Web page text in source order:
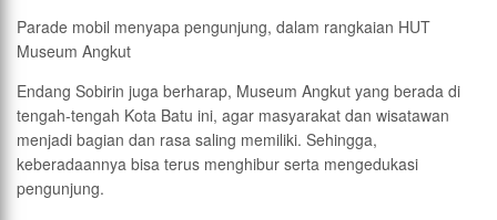
Parade mobil menyapa pengunjung, dalam rangkaian HUT
Museum Angkut
Endang Sobirin juga berharap, Museum Angkut yang berada di
tengah-tengah Kota Batu ini, agar masyarakat dan wisatawan
menjadi bagian dan rasa saling memiliki. Sehingga,
keberadaannya bisa terus menghibur serta mengedukasi
pengunjung.